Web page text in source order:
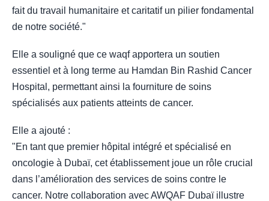
fait du travail humanitaire et caritatif un pilier fondamental
de notre société."
Elle a souligné que ce waqf apportera un soutien
essentiel et à long terme au Hamdan Bin Rashid Cancer
Hospital, permettant ainsi la fourniture de soins
spécialisés aux patients atteints de cancer.
Elle a ajouté :
"En tant que premier hôpital intégré et spécialisé en
oncologie à Dubaï, cet établissement joue un rôle crucial
dans l’amélioration des services de soins contre le
cancer. Notre collaboration avec AWQAF Dubaï illustre